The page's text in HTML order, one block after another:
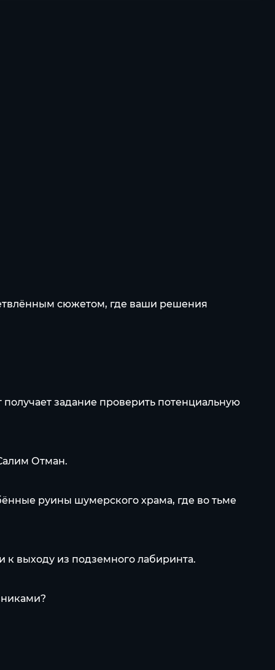
сюжетом, где ваши решения
задание проверить потенциальную
Отман.
руины шумерского храма, где во тьме
выходу из подземного лабиринта.